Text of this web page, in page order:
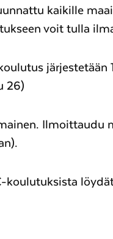
kaikille
voit tulla
järjestetään
26)
Ilmoittaudu
koulutuksista